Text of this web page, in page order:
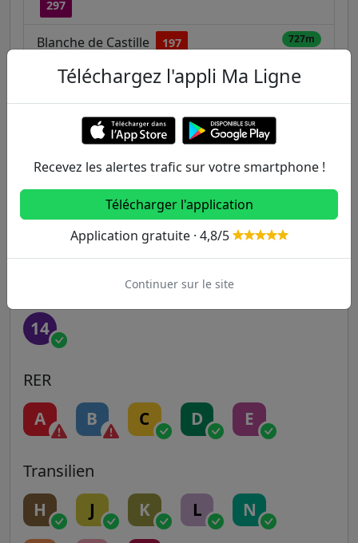
297
Blanche de Castille 197 727m
Autres lignes
1 2 3 3B 4
6 7 7B 8
11 12
14
RER
A B C D E
Transilien
H J K L N
Téléchargez l'appli Ma Ligne
Recevez les alertes trafic sur votre smartphone !
Télécharger l'application
Application gratuite · 4,8/5
Continuer sur le site